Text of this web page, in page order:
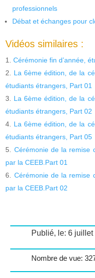
professionnels
Débat et échanges pour
Vidéos similaires :
Cérémonie fin d’année,
La 6ème édition, de la
étudiants étrangers, Part 01
La 6ème édition, de la
étudiants étrangers, Part 02
La 6ème édition, de la
étudiants étrangers, Part 05
Cérémonie de la remise
par la CEEB.Part 01
Cérémonie de la remise
par la CEEB.Part 02
Publié, le: 6 juillet
Nombre de vue: